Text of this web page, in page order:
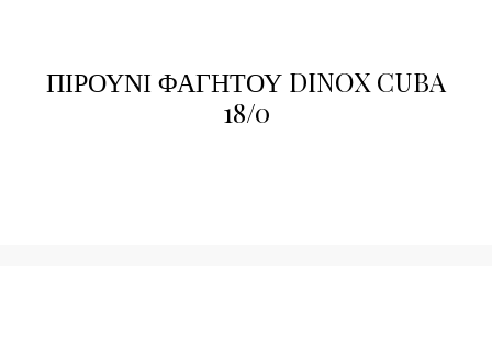
ΠΙΡΟΥΝΙ ΦΑΓΗΤΟΥ DINOX CUBA
18/0